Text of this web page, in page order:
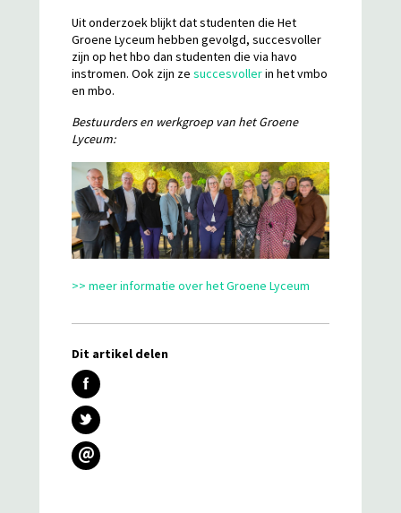
Uit onderzoek blijkt dat studenten die Het
Groene Lyceum hebben gevolgd, succesvoller
zijn op het hbo dan studenten die via havo
instromen. Ook zijn ze succesvollerin het vmbo
en mbo.
Bestuurders en werkgroep van het Groene
Lyceum:
>> meer informatie over het Groene Lyceum
Dit artikel delen
@